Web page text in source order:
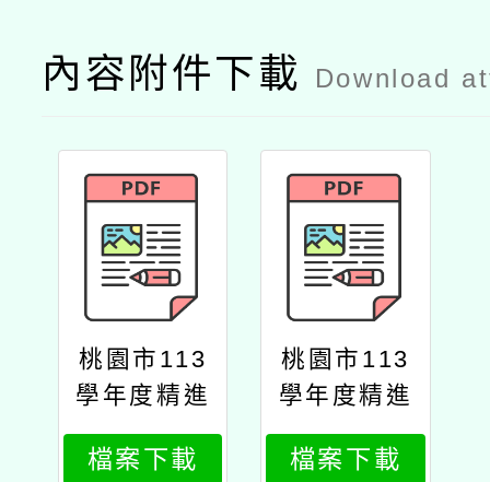
內容附件下載 Download
桃園市113
學年度精進
國民中小學
教師教學專
檔案下載
桃園市113
學年度精進
國民中小學
教師教學專
檔案下載